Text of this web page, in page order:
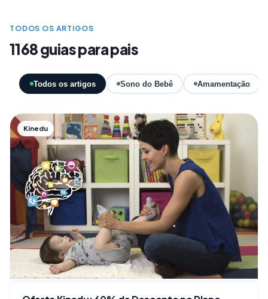
TODOS OS ARTIGOS
1168 guias para pais
Todos os artigos Sono do Bebê Amamentação
Kinedu